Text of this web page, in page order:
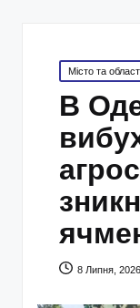
Posted
in
Місто та
В
8 Липня, 2026